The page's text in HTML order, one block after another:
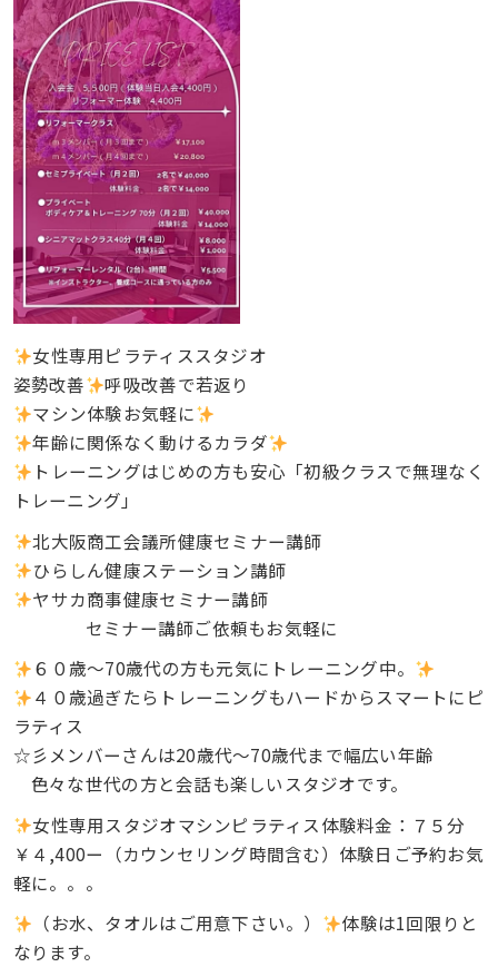
女性専用ピラティススタジオ
姿勢改善
呼吸改善で若返り
マシン体験お気軽に
年齢に関係なく動けるカラダ
トレーニングはじめの方も安心「初級クラスで無理なく
トレーニング」
北大阪商工会議所健康セミナー講師
ひらしん健康ステーション講師
ヤサカ商事健康セミナー講師
セミナー講師ご依頼もお気軽に
６０歳～70歳代の方も元気にトレーニング中。
４０歳過ぎたらトレーニングもハードからスマートにピ
ラティス
☆彡メンバーさんは20歳代～70歳代まで幅広い年齢
色々な世代の方と会話も楽しいスタジオです。
女性専用スタジオマシンピラティス体験料金：７５分
￥４,400ー（カウンセリング時間含む）体験日ご予約お気
軽に。。。
（お水、タオルはご用意下さい。）
体験は1回限りと
なります。